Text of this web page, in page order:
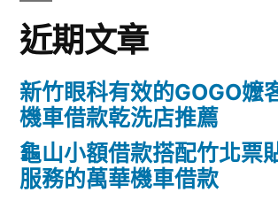
近期文章
新竹眼科有效的GOGO嬤
機車借款乾洗店推薦
龜山小額借款搭配竹北票
服務的萬華機車借款